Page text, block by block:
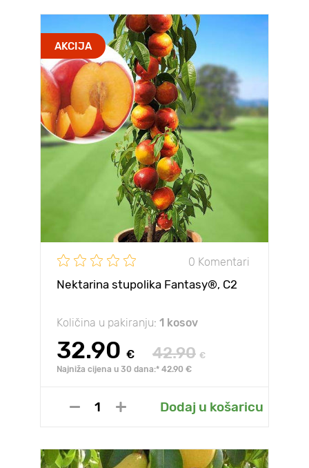
AKCIJA
0 Komentari
Nektarina stupolika Fantasy®, C2
Količina u pakiranju: 1 kosov
32.90 € 42.90 €
Najniža cijena u 30 dana:* 42.90 €
Dodaj u košaricu